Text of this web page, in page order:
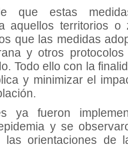
que estas
aquellos territorios
que las medidas
y otros
Todo ello con la
y minimizar el
ya fueron
y se
las orientaciones de